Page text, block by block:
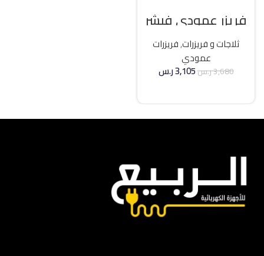
فريزر عمودي فيشر
21 قدم انفرتر – فضي
ثلاجات و فريزرات,فريزرات
عمودي
3,680ر.س3,105ر.س